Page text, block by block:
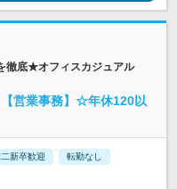
徹底★オフィスカジュアル
営業事務】☆年休120以
新卒歓迎 転勤なし